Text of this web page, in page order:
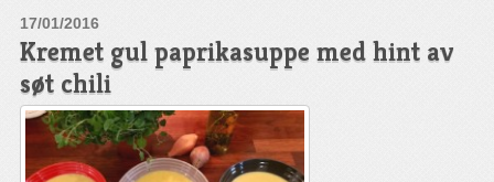
17/01/2016
Kremet gul paprikasuppe med hint av
søt chili